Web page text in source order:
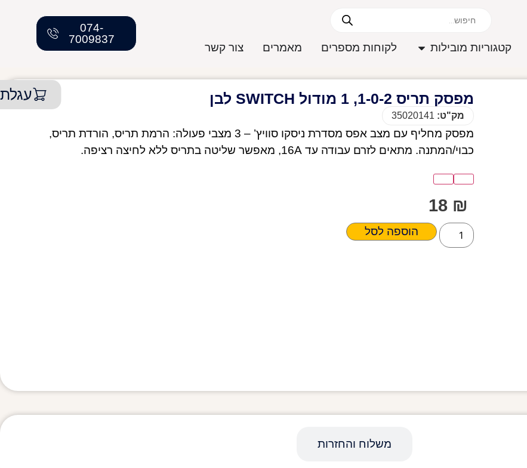
קטגוריות מובילות לקוחות מספרים מאמרים צור קשר
074-
7009837
מפסק תריס 1-0-2, 1 מודול SWITCH לבן
מק"ט: 35020141
מפסק מחליף עם מצב אפס מסדרת ניסקו סוויץ’ – 3 מצבי פעולה: הרמת תריס, הורדת תריס,
כבוי/המתנה. מתאים לזרם עבודה עד 16A, מאפשר שליטה בתריס ללא לחיצה רציפה.
18 ₪
הוספה לסל
משלוח והחזרות